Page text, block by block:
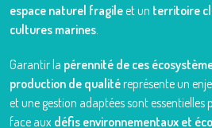
espace naturel fragileet un territoire
cultures marines.
Garantir la pérennité de ces
production de qualitéreprésente un
et une gestion adaptées sont essentielles
face aux défis environnementaux et